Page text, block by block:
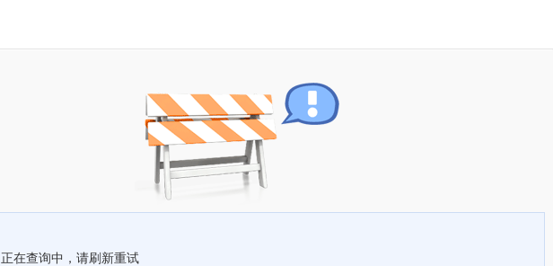
正在查询中，请刷新重试